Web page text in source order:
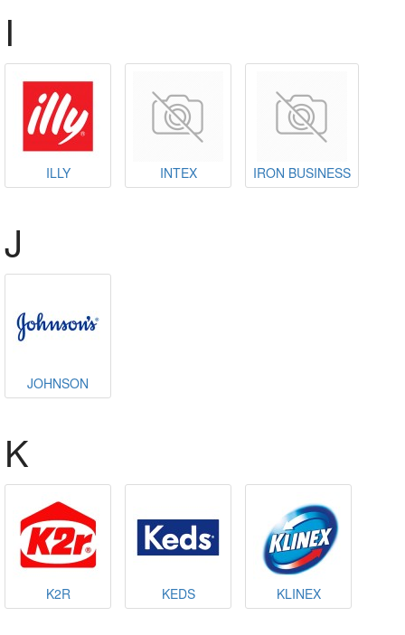
I
ILLY INTEX IRON BUSINESS
J
JOHNSON
K
K2R KEDS KLINEX